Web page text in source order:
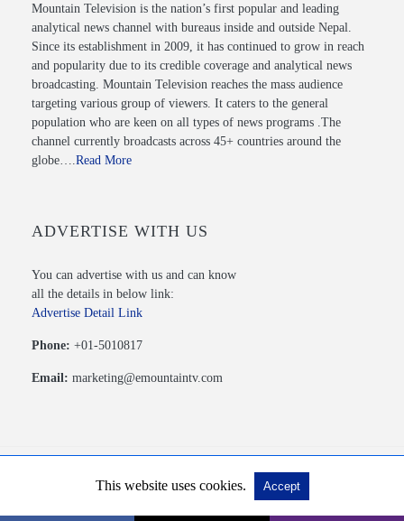
Mountain Television is the nation’s first popular and leading
analytical news channel with bureaus inside and outside Nepal.
Since its establishment in 2009, it has continued to grow in reach
and popularity due to its credible coverage and analytical news
broadcasting. Mountain Television reaches the mass audience
targeting various group of viewers. It caters to the general
population who are keen on all types of news programs .The
channel currently broadcasts across 45+ countries around the
globe…. Read More
ADVERTISE WITH US
You can advertise with us and can know
all the details in below link:
Advertise Detail Link
Phone: +01-5010817
Email: marketing@emountaintv.com
© 2020 Mountain TV PVT. LTD. All Rights Reserved. View Non-AMP Version
This website uses cookies. Accept